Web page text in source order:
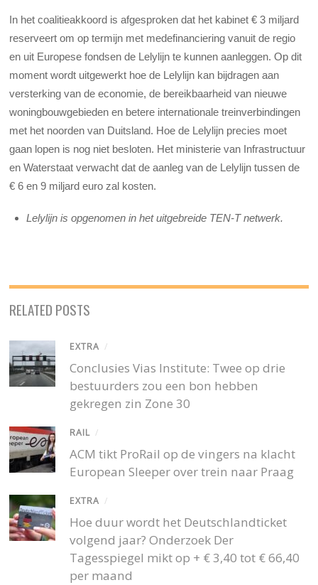
In het coalitieakkoord is afgesproken dat het kabinet € 3 miljard
reserveert om op termijn met medefinanciering vanuit de regio
en uit Europese fondsen de Lelylijn te kunnen aanleggen. Op dit
moment wordt uitgewerkt hoe de Lelylijn kan bijdragen aan
versterking van de economie, de bereikbaarheid van nieuwe
woningbouwgebieden en betere internationale treinverbindingen
met het noorden van Duitsland. Hoe de Lelylijn precies moet
gaan lopen is nog niet besloten. Het ministerie van Infrastructuur
en Waterstaat verwacht dat de aanleg van de Lelylijn tussen de
€ 6 en 9 miljard euro zal kosten.
Lelylijn is opgenomen in het uitgebreide TEN-T netwerk.
RELATED POSTS
EXTRA /
Conclusies Vias Institute: Twee op drie
bestuurders zou een bon hebben
gekregen zin Zone 30
RAIL /
ACM tikt ProRail op de vingers na klacht
European Sleeper over trein naar Praag
EXTRA /
Hoe duur wordt het Deutschlandticket
volgend jaar? Onderzoek Der
Tagesspiegel mikt op + € 3,40 tot € 66,40
per maand